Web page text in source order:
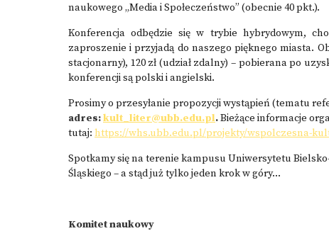
naukowego „Media i Społeczeństwo” (obecnie 40 pkt.).
Konferencja odbędzie się w trybie hybrydowym,
zaproszenie i przyjadą do naszego pięknego miasta.
stacjonarny), 120 zł (udział zdalny) – pobierana po
konferencji są polski i angielski.
Prosimy o przesyłanie propozycji wystąpień (tematu
adres:kult_liter@ubb.edu.pl.Bieżące informacje
tutaj: https://whs.ubb.edu.pl/projekty/wspolczesna-
Spotkamy się na terenie kampusu Uniwersytetu
Śląskiego – a stąd już tylko jeden krok w góry…
Komitet naukowy